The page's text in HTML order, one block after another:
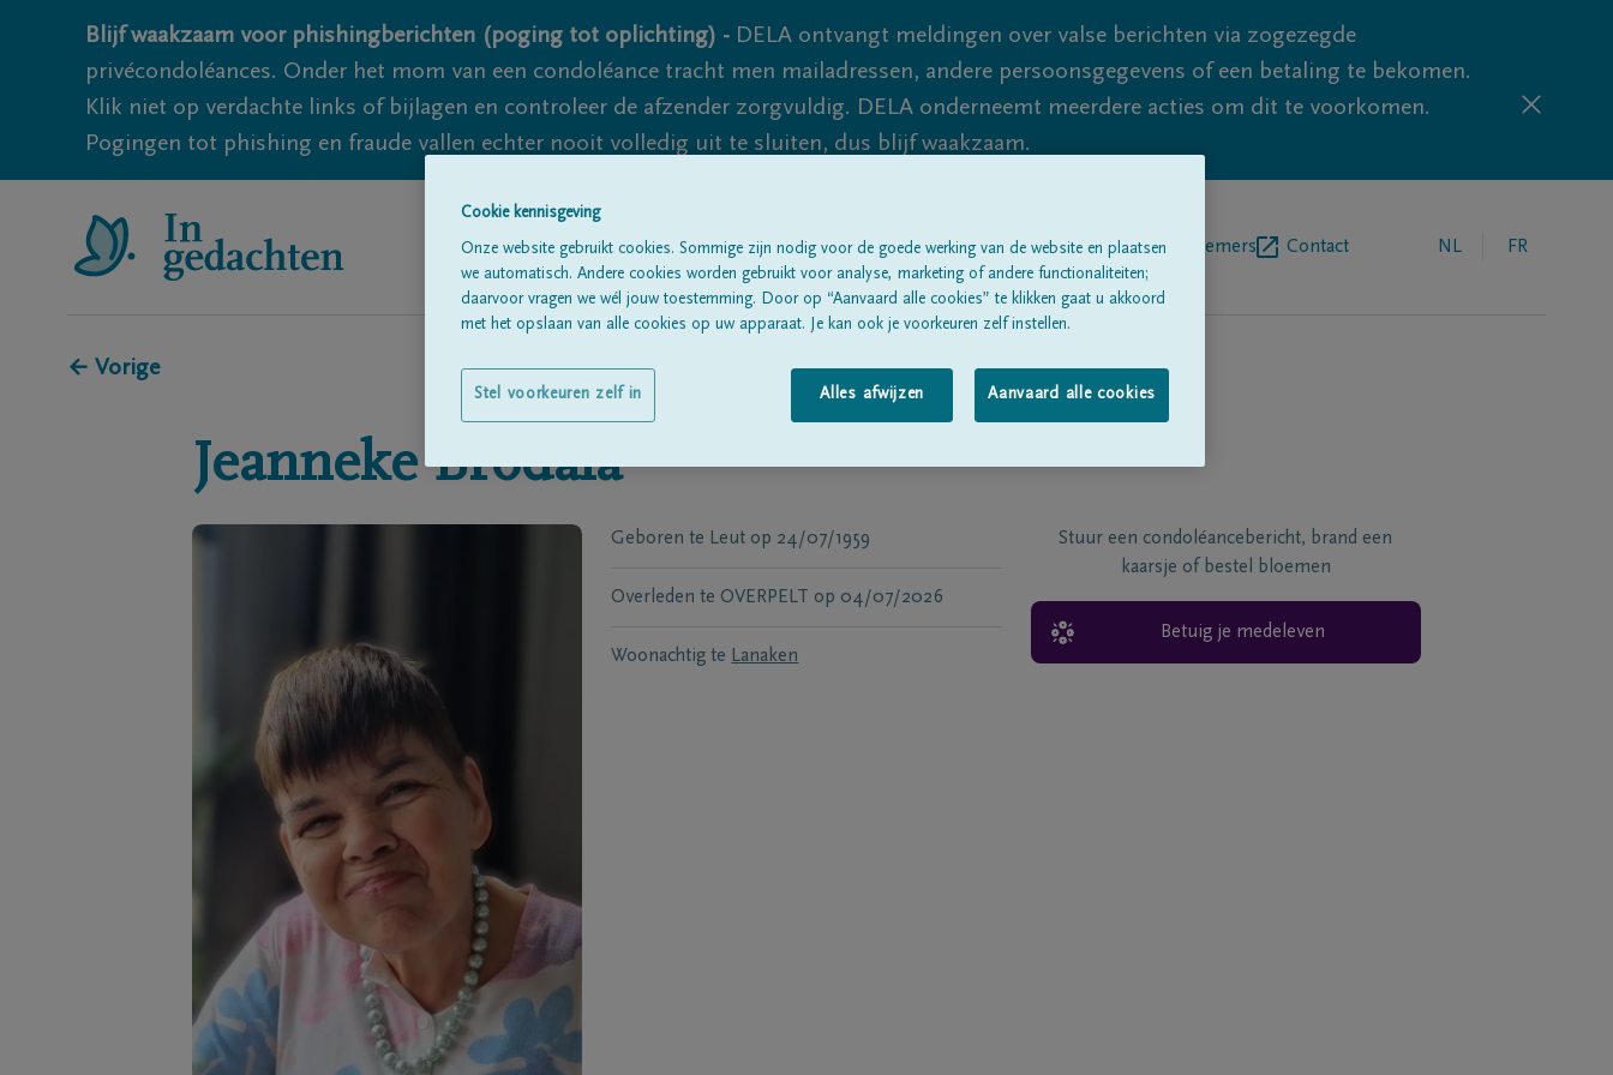
Blijf waakzaam voor phishingberichten (poging tot oplichting) - DELA ontvangt meldingen over valse berichten via zogezegde
privécondoléances. Onder het mom van een condoléance tracht men mailadressen, andere persoonsgegevens of een betaling te bekomen.
Klik niet op verdachte links of bijlagen en controleer de afzender zorgvuldig. DELA onderneemt meerdere acties om dit te voorkomen.
Pogingen tot phishing en fraude vallen echter nooit volledig uit te sluiten, dus blijf waakzaam.
Alle rouwberichtenOver onsBegrafenisondernemers Contact NL FR
← Vorige
Jeanneke Brodala
Geboren te Leut op 24/07/1959
Overleden te OVERPELT op 04/07/2026
Woonachtig te Lanaken
Stuur een condoléancebericht, brand een
kaarsje of bestel bloemen
Betuig je medeleven
Cookie kennisgeving
Onze website gebruikt cookies. Sommige zijn nodig voor de goede werking van de website en plaatsen
we automatisch. Andere cookies worden gebruikt voor analyse, marketing of andere functionaliteiten;
daarvoor vragen we wél jouw toestemming. Door op “Aanvaard alle cookies” te klikken gaat u akkoord
met het opslaan van alle cookies op uw apparaat. Je kan ook je voorkeuren zelf instellen.
Alles afwijzen Aanvaard alle cookies
Stel voorkeuren zelf in